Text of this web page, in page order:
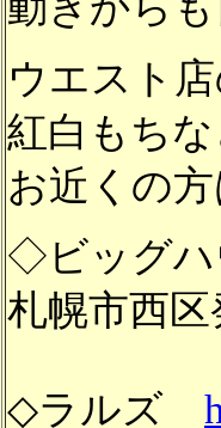
ウエスト
紅白もち
お近くの
◇ビッグ
札幌市西
◇ラルズ